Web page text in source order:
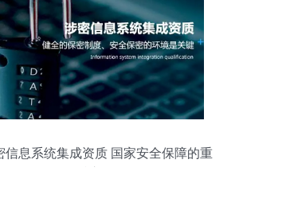
信息系统集成资质 国家安全保障的重